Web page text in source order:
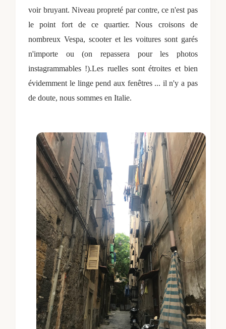
voir bruyant. Niveau propreté par contre, ce n'est pas
le point fort de ce quartier. Nous croisons de
nombreux Vespa, scooter et les voitures sont garés
n'importe ou (on repassera pour les photos
instagrammables !).Les ruelles sont étroites et bien
évidemment le linge pend aux fenêtres ... il n'y a pas
de doute, nous sommes en Italie.